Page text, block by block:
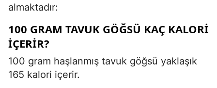
almaktadır:
100 GRAM TAVUK GÖĞSÜ KAÇ KALORI
IÇERIR?
100 gram haşlanmış tavuk göğsü yaklaşık
165 kalori içerir.